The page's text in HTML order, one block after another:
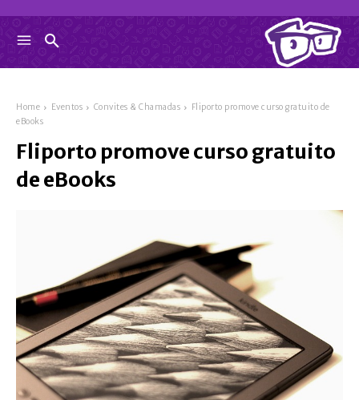
Home Eventos Convites & Chamadas
Fliporto promove curso gratuito de
eBooks
Fliporto promove curso gratuito
de eBooks